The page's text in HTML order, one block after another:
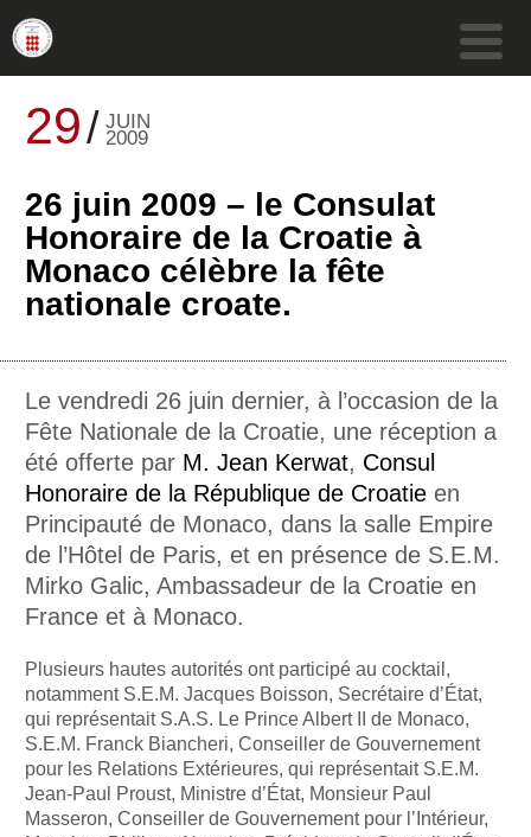
29 JUIN
2009
26 juin 2009 – le Consulat
Honoraire de la Croatie à
Monaco célèbre la fête
nationale croate.
Le vendredi 26 juin dernier, à l’occasion de la
Fête Nationale de la Croatie, une réception a
été offerte par M. Jean Kerwat, Consul
Honoraire de la République de Croatie en
Principauté de Monaco, dans la salle Empire
de l’Hôtel de Paris, et en présence de S.E.M.
Mirko Galic, Ambassadeur de la Croatie en
France et à Monaco.
Plusieurs hautes autorités ont participé au cocktail,
notamment S.E.M. Jacques Boisson, Secrétaire d’État,
qui représentait S.A.S. Le Prince Albert II de Monaco,
S.E.M. Franck Biancheri, Conseiller de Gouvernement
pour les Relations Extérieures, qui représentait S.E.M.
Jean-Paul Proust, Ministre d’État, Monsieur Paul
Masseron, Conseiller de Gouvernement pour l’Intérieur,